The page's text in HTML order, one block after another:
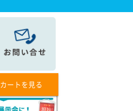
カートを見る